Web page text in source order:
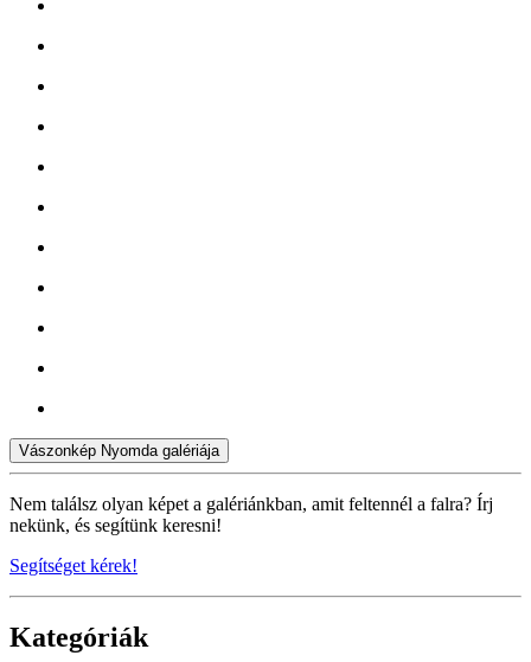
Vászonkép Nyomda galériája
Nem találsz olyan képet a galériánkban, amit feltennél a falra? Írj
nekünk, és segítünk keresni!
Segítséget kérek!
Kategóriák